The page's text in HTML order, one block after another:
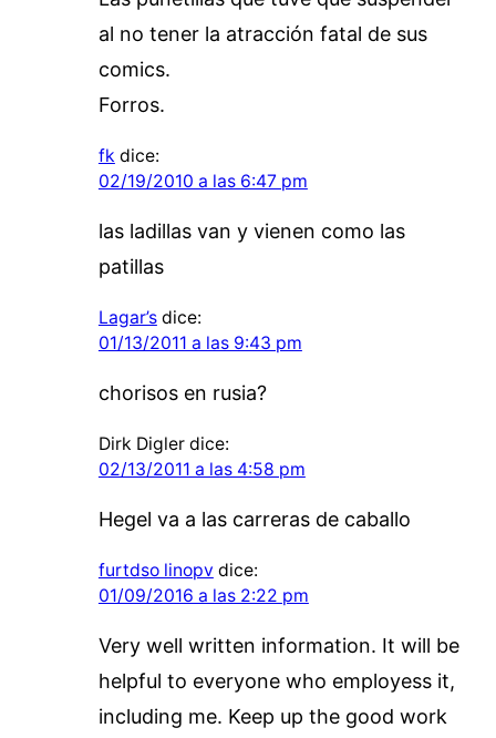
al no tener la atracción fatal de sus
comics.
Forros.
fk dice:
02/19/2010 a las 6:47 pm
las ladillas van y vienen como las
patillas
Lagar’s dice:
01/13/2011 a las 9:43 pm
chorisos en rusia?
Dirk Digler dice:
02/13/2011 a las 4:58 pm
Hegel va a las carreras de caballo
furtdso linopv dice:
01/09/2016 a las 2:22 pm
Very well written information. It will be
helpful to everyone who employess it,
including me. Keep up the good work